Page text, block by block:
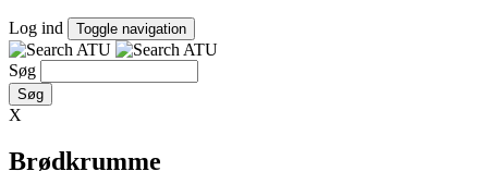
Log ind Toggle navigation
Søg
X
Brødkrumme